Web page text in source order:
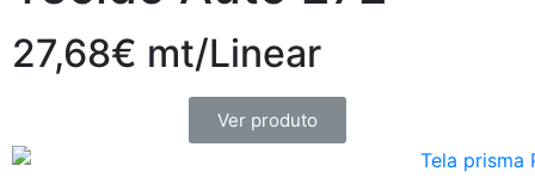
27,68€ mt/Linear
Ver produto